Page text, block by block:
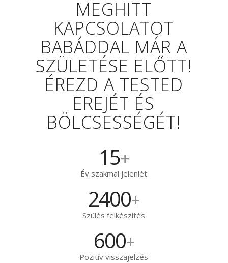
MEGHITT
KAPCSOLATOT
BABÁDDAL MÁR A
SZÜLETÉSE ELŐTT!
ÉREZD A TESTED
EREJÉT ÉS
BÖLCSESSÉGÉT!
15+
Év szakmai jelenlét
2400+
Szülés felkészítés
600+
Pozitív visszajelzés